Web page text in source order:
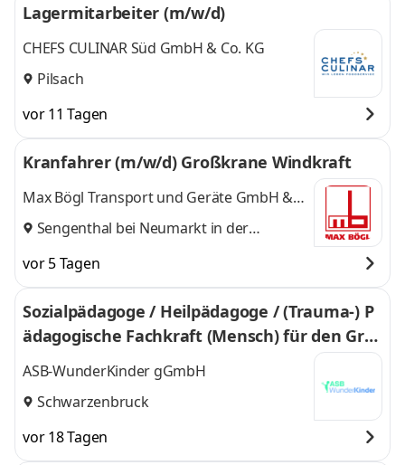
Lagermitarbeiter (m/w/d)
CHEFS CULINAR Süd GmbH & Co. KG
Pilsach
vor 11 Tagen
Kranfahrer (m/w/d) Großkrane Windkraft
Max Bögl Transport und Geräte GmbH &
Co. KG
Sengenthal bei Neumarkt in der
vor 5 Tagen
Sozialpädagoge / Heilpädagoge / (Trauma-) P
ädagogische Fachkraft (Mensch) für den Gru
ppendienst in traumapädagogisch-therapeut
ischer Intensivwohngruppe
ASB-WunderKinder gGmbH
Schwarzenbruck
vor 18 Tagen